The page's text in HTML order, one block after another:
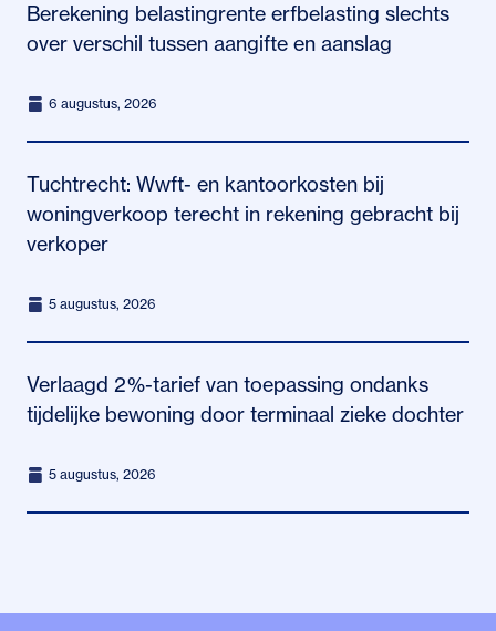
Berekening belastingrente erfbelasting slechts
over verschil tussen aangifte en aanslag
6 augustus, 2026
Tuchtrecht: Wwft- en kantoorkosten bij
woningverkoop terecht in rekening gebracht bij
verkoper
5 augustus, 2026
Verlaagd 2%-tarief van toepassing ondanks
tijdelijke bewoning door terminaal zieke dochter
5 augustus, 2026